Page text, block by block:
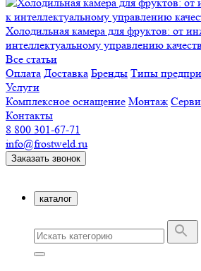
Холодильная камера для фруктов: от
интеллектуальному управлению
Все статьи
Оплата Доставка Бренды Типы
Услуги
Комплексное оснащение Монтаж
Контакты
8 800 301-67-71
info@frostweld.ru
Заказать звонок
каталог